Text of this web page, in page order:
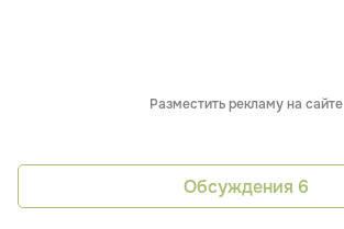
Разместить рекламу на сайте
Обсуждения 6